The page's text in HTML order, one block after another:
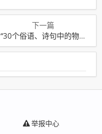
下一篇
“30个俗语、诗句中的物理化学知识”考点汇总
举报中心